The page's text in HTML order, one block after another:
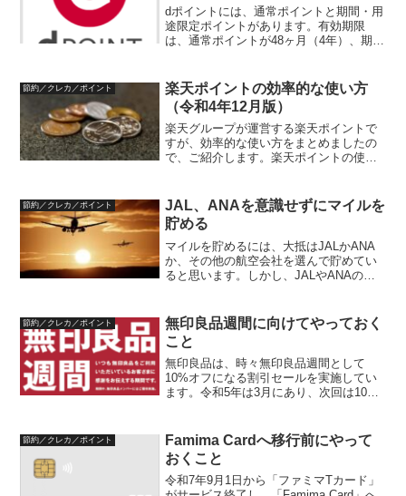
dポイントには、通常ポイントと期間・用
途限定ポイントがあります。有効期限
は、通常ポイントが48ヶ月（4年）、期
限られるので、使い道をまとめます。期
間・用途限定ポイントの...
節約／クレカ／ポイント
楽天ポイントの効率的な使い方
（令和4年12月版）
楽天グループが運営する楽天ポイントで
すが、効率的な使い方をまとめましたの
で、ご紹介します。楽天ポイントの使い
マイルなどに交換したいなど、使う目的
を持っている場合、その目...
節約／クレカ／ポイント
JAL、ANAを意識せずにマイルを
貯める
マイルを貯めるには、大抵はJALかANA
か、その他の航空会社を選んで貯めてい
ると思います。しかし、JALやANAのマ
ールド、スターアライアンス、スカイチ
ーム）の範囲でし...
節約／クレカ／ポイント
無印良品週間に向けてやっておく
こと
無印良品は、時々無印良品週間として
10%オフになる割引セールを実施してい
ます。令和5年は3月にあり、次回は10月
おくこと、更にお得に買う方法などをま
とめます...
節約／クレカ／ポイント
Famima Cardへ移行前にやって
おくこと
令和7年9月1日から「ファミマTカード」